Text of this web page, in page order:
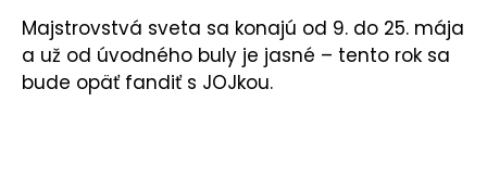
Majstrovstvá sveta sa konajú od 9. do 25. mája
a už od úvodného buly je jasné – tento rok sa
bude opäť fandiť s JOJkou.